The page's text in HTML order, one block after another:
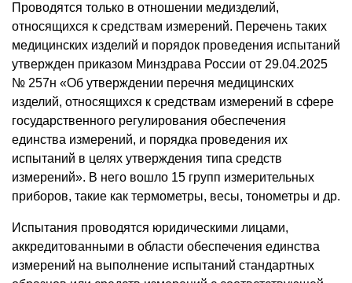
Проводятся только в отношении медизделий,
относящихся к средствам измерений. Перечень таких
медицинских изделий и порядок проведения испытаний
утвержден приказом Минздрава России от 29.04.2025
№ 257н «Об утверждении перечня медицинских
изделий, относящихся к средствам измерений в сфере
государственного регулирования обеспечения
единства измерений, и порядка проведения их
испытаний в целях утверждения типа средств
измерений». В него вошло 15 групп измерительных
приборов, такие как термометры, весы, тонометры и др.
Испытания проводятся юридическими лицами,
аккредитованными в области обеспечения единства
измерений на выполнение испытаний стандартных